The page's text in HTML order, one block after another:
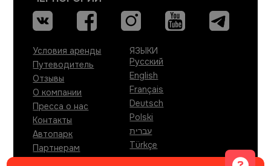
Условия аренды
Путеводитель
Отзывы
О компании
Пресса о нас
Контакты
Автопарк
Партнерам
ЯЗЫКИ
Русский
English
Français
Deutsch
Polski
עברית
Türkçe